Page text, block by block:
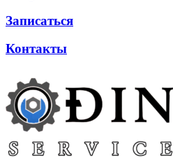
Записаться
Контакты